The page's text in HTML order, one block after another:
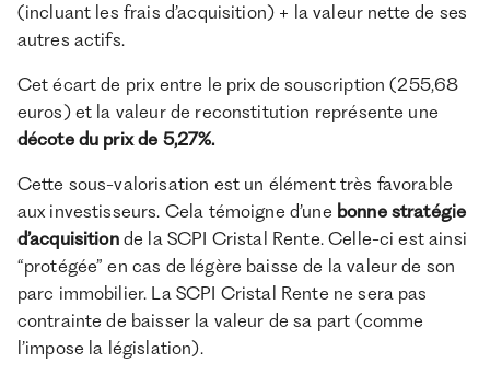
(incluant les frais d’acquisition) + la valeur nette de ses
autres actifs.
Cet écart de prix entre le prix de souscription (255,68
euros) et la valeur de reconstitution représente une
décote du prix de 5,27%.
Cette sous-valorisation est un élément très favorable
aux investisseurs. Cela témoigne d’une bonne stratégie
d’acquisitionde la SCPI Cristal Rente. Celle-ci est ainsi
“protégée” en cas de légère baisse de la valeur de son
parc immobilier. La SCPI Cristal Rente ne sera pas
contrainte de baisser la valeur de sa part (comme
l’impose la législation).